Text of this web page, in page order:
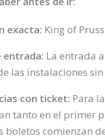
exacta: King of
entrada: La entrada
las instalaciones
con ticket: Para
tanto en el primer
boletos comienzan